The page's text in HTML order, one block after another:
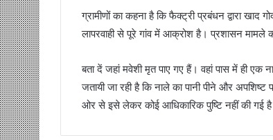
ग्रामीणों का कहना है कि फैक्ट्री प्रबंधन द्वारा
लापरवाही से पूरे गांव में आक्रोश है। प्रशासन मामले
बता दें जहां मवेशी मृत पाए गए हैं। वहां पास में ही
जतायी जा रही है कि नाले का पानी पीने और
ओर से इसे लेकर कोई आधिकारिक पुष्टि नहीं की गई